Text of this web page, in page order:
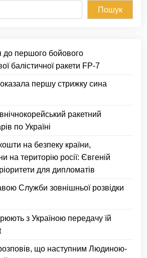
Пошук
до першого бойового
балістичної ракети FP-7
першу стрижку сина
ракетний
по Україні
на безпеку країни,
на територію росії: Євгеній
для дипломатів
Служби зовнішньої розвідки
з Україною передачу їй
що наступним Людиною-